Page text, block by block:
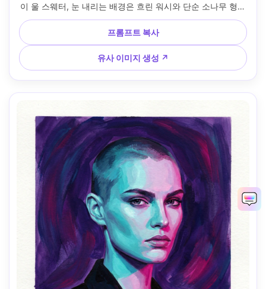
이 울 스웨터, 눈 내리는 배경은 흐린 워시와 단순 소나무 형태
로 암시, 쿨 앰비언트라이트에 따뜻한 볼 하이라이트, 매트 과
슈 불투명, 질감 있는 붓터치, 종이 결 보임, 쿨 블루에 따뜻한
피부 팔레트, 편안하고 조용한 분위기, 85mm 렌즈, 얕은 심도
--ar 4:5
프롬프트 복사
유사 이미지 생성 ↗